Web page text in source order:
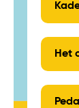
Het